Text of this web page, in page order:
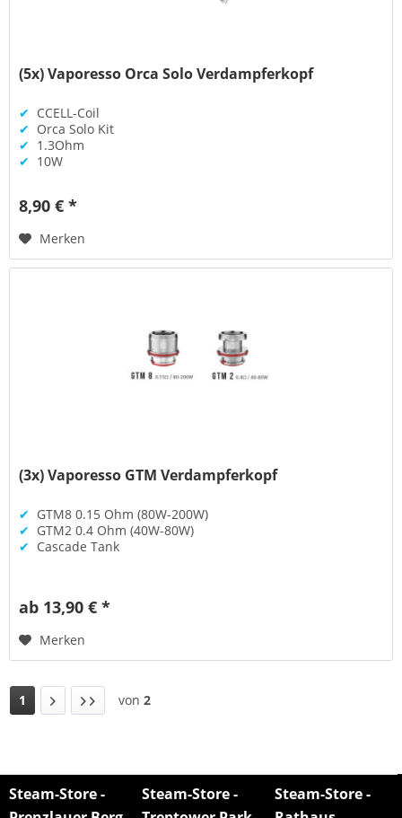
(5x) Vaporesso Orca Solo Verdampferkopf
✔ CCELL-Coil
✔ Orca Solo Kit
✔ 1.3Ohm
✔ 10W
8,90 € *
Merken
(3x) Vaporesso GTM Verdampferkopf
✔ GTM8 0.15 Ohm (80W-200W)
✔ GTM2 0.4 Ohm (40W-80W)
✔ Cascade Tank
ab 13,90 € *
Merken
1 von 2
Steam-Store -
Steam-Store -
Steam-Store -